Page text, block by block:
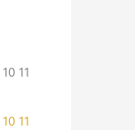
10 11
10 11